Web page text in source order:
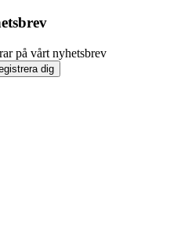
på vårt nyhetsbrev
dig